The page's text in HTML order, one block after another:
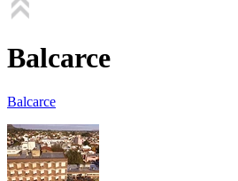
Balcarce
Balcarce